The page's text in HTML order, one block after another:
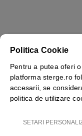
Politica Cookie
Pentru a putea oferi
platforma sterge.ro
accesarii, se
politica de utilizare
SETARI